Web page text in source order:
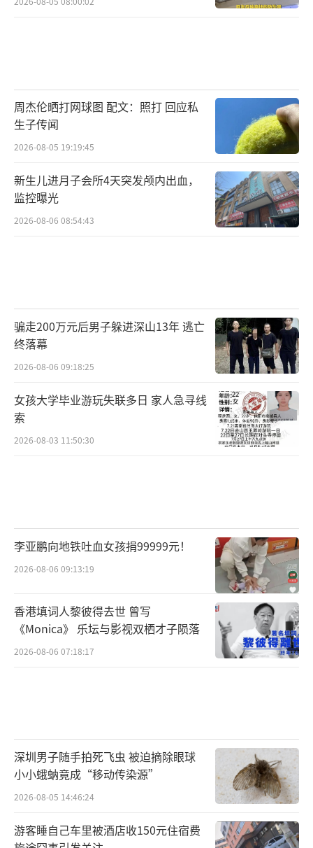
周杰伦晒打网球图 配文：照打 回应私
生子传闻
2026-08-05 19:19:45
新生儿进月子会所4天突发颅内出血，
监控曝光
2026-08-06 08:54:43
骗走200万元后男子躲进深山13年 逃亡
终落幕
2026-08-06 09:18:25
女孩大学毕业游玩失联多日 家人急寻线
索
2026-08-03 11:50:30
李亚鹏向地铁吐血女孩捐99999元！
2026-08-06 09:13:19
香港填词人黎彼得去世 曾写
《Monica》 乐坛与影视双栖才子陨落
2026-08-06 07:18:17
深圳男子随手拍死飞虫 被迫摘除眼球
小小蛾蚋竟成“移动传染源”
2026-08-05 14:46:24
游客睡自己车里被酒店收150元住宿费